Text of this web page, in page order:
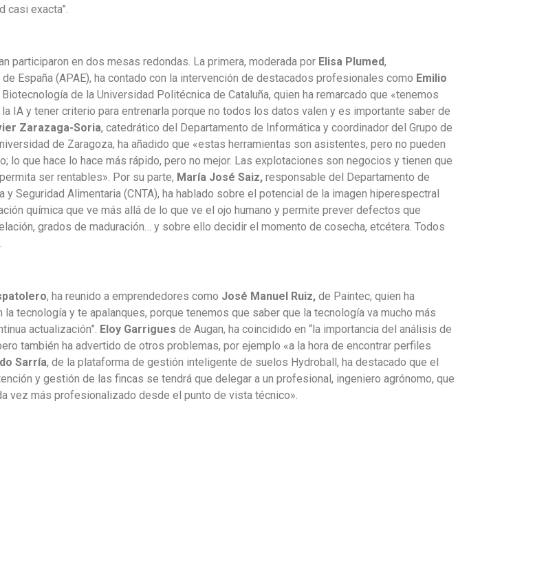
exacta”.
participaron en dos mesas redondas. La primera, moderada por Elisa Plumed,
España (APAE), ha contado con la intervención de destacados profesionales como Emilio
de la Universidad Politécnica de Cataluña, quien ha remarcado que «tenemos
IA y tener criterio para entrenarla porque no todos los datos valen y es importante saber de
Zarazaga-Soria, catedrático del Departamento de Informática y coordinador del Grupo de
de Zaragoza, ha añadido que «estas herramientas son asistentes, pero no pueden
que hace lo hace más rápido, pero no mejor. Las explotaciones son negocios y tienen que
ser rentables». Por su parte, María José Saiz, responsable del Departamento de
Seguridad Alimentaria (CNTA), ha hablado sobre el potencial de la imagen hiperespectral
química que ve más allá de lo que ve el ojo humano y permite prever defectos que
grados de maduración… y sobre ello decidir el momento de cosecha, etcétera. Todos
, ha reunido a emprendedores como José Manuel Ruiz, de Paintec, quien ha
tecnología y te apalanques, porque tenemos que saber que la tecnología va mucho más
actualización”. Eloy Garrigues de Augan, ha coincidido en “la importancia del análisis de
también ha advertido de otros problemas, por ejemplo «a la hora de encontrar perfiles
Sarría, de la plataforma de gestión inteligente de suelos Hydroball, ha destacado que el
y gestión de las fincas se tendrá que delegar a un profesional, ingeniero agrónomo, que
vez más profesionalizado desde el punto de vista técnico».